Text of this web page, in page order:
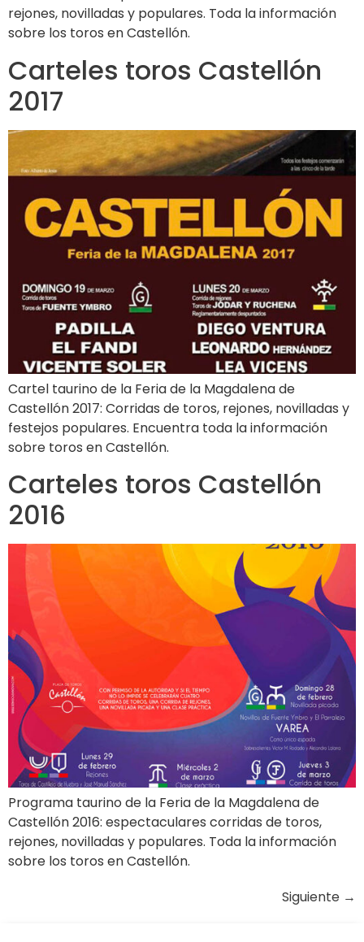
rejones, novilladas y populares. Toda la información
sobre los toros en Castellón.
Carteles toros Castellón
2017
Cartel taurino de la Feria de la Magdalena de
Castellón 2017: Corridas de toros, rejones, novilladas y
festejos populares. Encuentra toda la información
sobre toros en Castellón.
Carteles toros Castellón
2016
Programa taurino de la Feria de la Magdalena de
Castellón 2016: espectaculares corridas de toros,
rejones, novilladas y populares. Toda la información
sobre los toros en Castellón.
Siguiente →